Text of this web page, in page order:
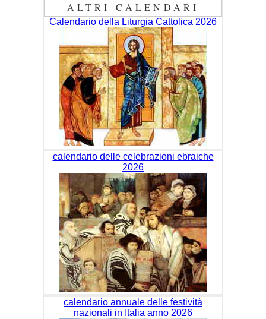
ALTRI CALENDARI
Calendario della Liturgia Cattolica 2026
calendario delle celebrazioni ebraiche
2026
calendario annuale delle festività
nazionali in Italia anno 2026